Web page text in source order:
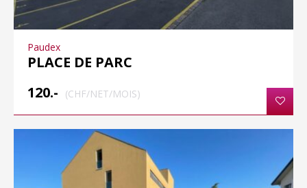
Paudex
PLACE DE PARC
120.-
(CHF/NET/MOIS)